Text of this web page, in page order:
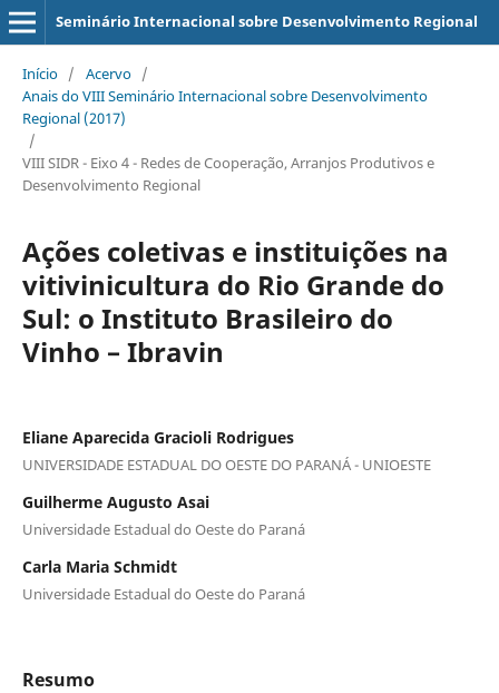
Seminário Internacional sobre Desenvolvimento Regional
Início / Acervo /
Anais do VIII Seminário Internacional sobre Desenvolvimento
Regional (2017)
/
VIII SIDR - Eixo 4 - Redes de Cooperação, Arranjos Produtivos e
Desenvolvimento Regional
Ações coletivas e instituições na
vitivinicultura do Rio Grande do
Sul: o Instituto Brasileiro do
Vinho – Ibravin
Eliane Aparecida Gracioli Rodrigues
UNIVERSIDADE ESTADUAL DO OESTE DO PARANÁ - UNIOESTE
Guilherme Augusto Asai
Universidade Estadual do Oeste do Paraná
Carla Maria Schmidt
Universidade Estadual do Oeste do Paraná
Resumo